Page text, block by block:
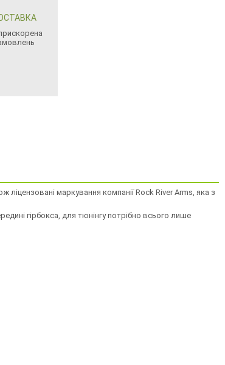
ліцензовані маркування компанії Rock River Arms, яка з
гірбокса, для тюнінгу потрібно всього лише